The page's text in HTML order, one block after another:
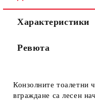
Характеристики
Ревюта
Конзолните тоалетни
вграждане са лесен